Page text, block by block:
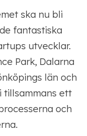
ska nu bli
fantastiska
utvecklar.
Park, Dalarna
län och
tillsammans ett
och